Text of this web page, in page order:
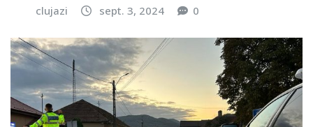
clujazi sept. 3, 2024 0